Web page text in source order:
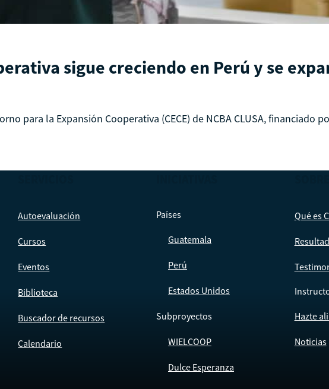
sigue creciendo en Perú y se
para la Expansión Cooperativa (CECE) de NCBA CLUSA, financiado
Autoevaluación
Cursos
Eventos
Biblioteca
Buscador de recursos
Calendario
Países
Guatemala
Perú
Estados Unidos
Subproyectos
WIELCOOP
Dulce Esperanza
Qué es
Hazte
Noticias